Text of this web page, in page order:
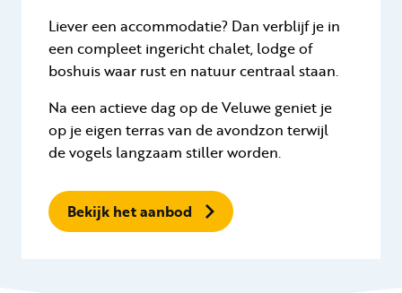
Liever een accommodatie? Dan verblijf je in
een compleet ingericht chalet, lodge of
boshuis waar rust en natuur centraal staan.
Na een actieve dag op de Veluwe geniet je
op je eigen terras van de avondzon terwijl
de vogels langzaam stiller worden.
Bekijk het aanbod